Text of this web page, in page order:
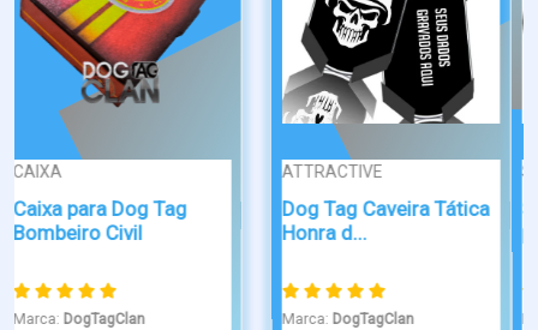
SIMPLES
Silenciador de borracha
para do...
Marca:DogTagClan
SIMPLES
Dog Tag Militar Missão
Cumprid...
Marca:DogTagClan